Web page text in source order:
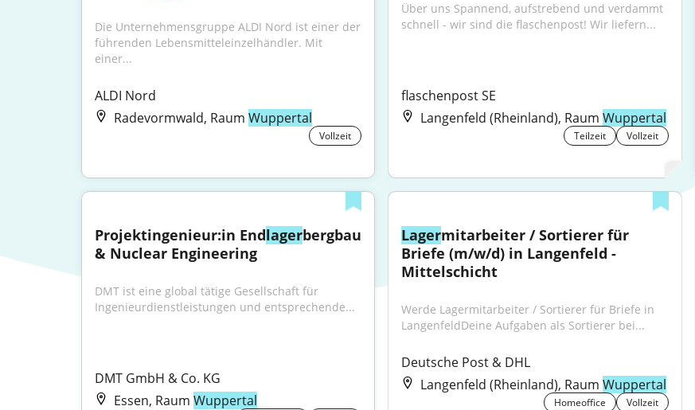
Die Unternehmensgruppe ALDI Nord ist einer der
führenden Lebensmitteleinzelhändler. Mit
einer...
ALDI Nord
Radevormwald, Raum Wuppertal
Vollzeit
Über uns Spannend, aufstrebend und verdammt
schnell - wir sind die flaschenpost! Wir liefern...
flaschenpost SE
Langenfeld (Rheinland), RaumWuppertal
Teilzeit Vollzeit
Projektingenieur:in Endlagerbergbau
& Nuclear Engineering
DMT ist eine global tätige Gesellschaft für
Ingenieurdienstleistungen und entsprechende...
DMT GmbH & Co. KG
Essen, Raum Wuppertal
Lagermitarbeiter / Sortierer für
Briefe (m/w/d) in Langenfeld -
Mittelschicht
Werde Lagermitarbeiter / Sortierer für Briefe in
LangenfeldDeine Aufgaben als Sortierer bei...
Deutsche Post & DHL
Langenfeld (Rheinland), RaumWuppertal
Homeoffice Vollzeit